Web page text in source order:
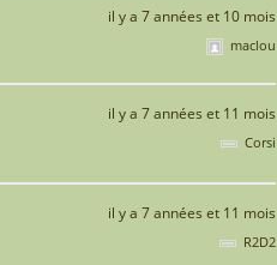
il y a 7 années et 10 mois
maclou
il y a 7 années et 11 mois
Corsi
il y a 7 années et 11 mois
R2D2